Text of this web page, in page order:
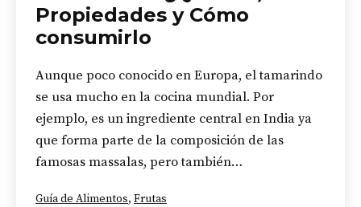
Propiedades y Cómo
consumirlo
Aunque poco conocido en Europa, el tamarindo
se usa mucho en la cocina mundial. Por
ejemplo, es un ingrediente central en India ya
que forma parte de la composición de las
famosas massalas, pero también…
Categorizado
Guía de Alimentos, Frutas